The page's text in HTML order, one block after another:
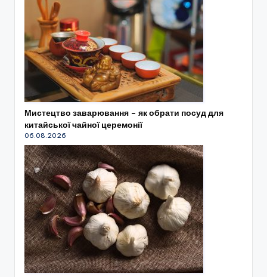
Мистецтво заварювання – як обрати посуд для
китайської чайної церемонії
06.08.2026